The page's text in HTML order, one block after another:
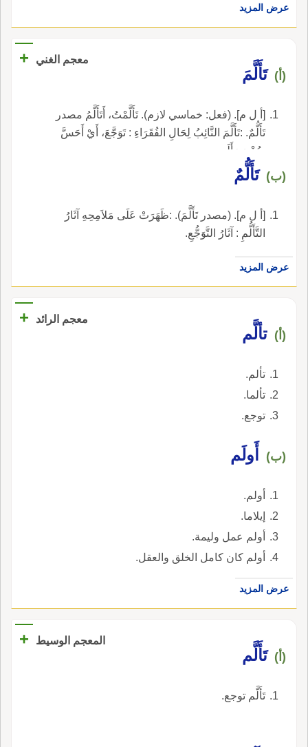
عرض المزيد
معجم الغني +
(أ) تَأَلَّمَ
[أ ل م]. (فعل: خماسي لازم). تَأَلَّمْتُ، أَتَأَلَّمُ مصدر
تَأَلُّمٌ. :تَأَلَّمَ النَّائِبُ لِحَالِ الفُقَرَاءِ : تَوَجَّعَ، أَيْ أَحَسَّ
بِحُزْنٍ وَأَلَمٍ.
(ب) تَأَلُّمٌ
[أ ل م]. (مصدر تَأَلَّمَ). :ظَهَرَتْ عَلَى مَلاَمِحِهِ آثَارُ
التَّأَلُّمِ : آثَارُ التَّوَجُّعِ.
عرض المزيد
معجم الرائد +
(أ) تألَّم
تألم.
تألما.
توجع.
(ب) أَولَم
أولم.
إيلاما.
أولم عمل وليمة.
أولم كان كامل الخلق والعقل.
عرض المزيد
المعجم الوسيط +
(أ) تَأَلَّم
تَأَلَّم توجع.